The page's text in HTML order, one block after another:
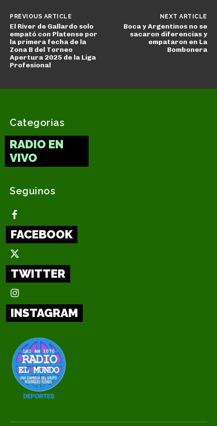
PREVIOUS ARTICLE
El River de Gallardo solo
empató con Platense por
la primera fecha de la
Zona B del Torneo
Apertura 2025 de la Liga
Profesional
NEXT ARTICLE
Boca y Argentinos no se
sacaron diferencias y
empataron en La
Bombonera
Categorias
RADIO EN
VIVO
Seguinos
FACEBOOK
TWITTER
INSTAGRAM